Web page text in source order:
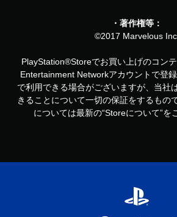
・著作権等：
©2017 Marvelous Inc.
PlayStation®Storeでお買い上げのコン
Entertainment Networkアカウントで登
で利用できる場合がございますが、当社
きることについて一切の保証をするもの
については最新の“Storeについて”を